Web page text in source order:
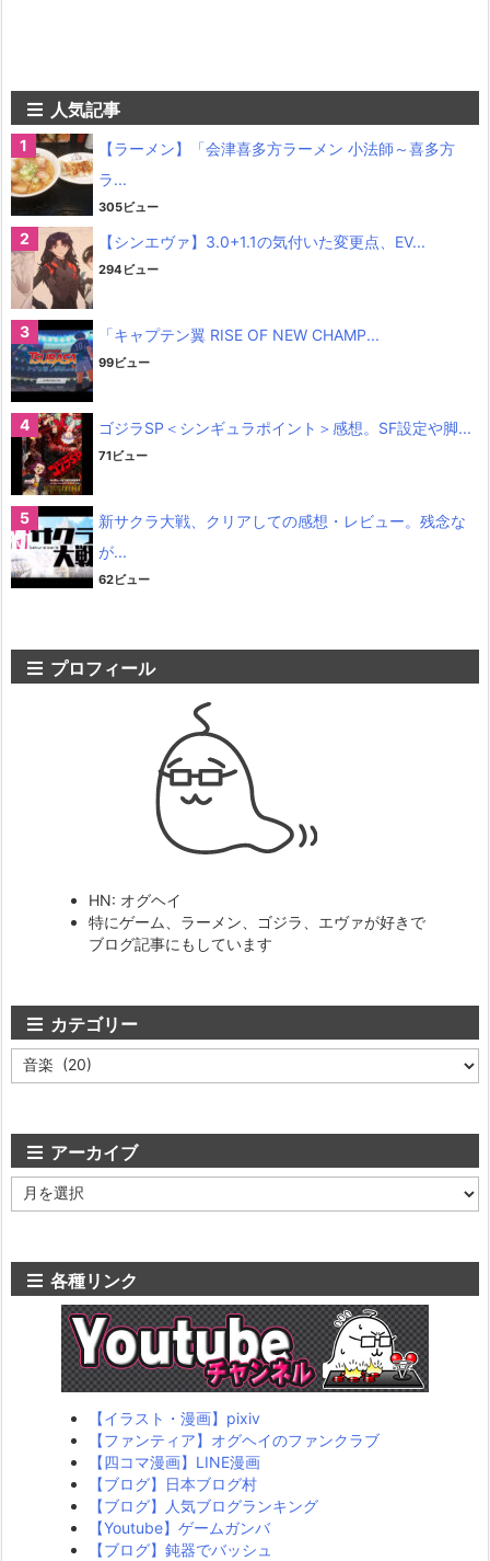
人気記事
【ラーメン】「会津喜多方ラーメン 小法師～喜多方
ラ...
305ビュー
【シンエヴァ】3.0+1.1の気付いた変更点、EV...
294ビュー
「キャプテン翼 RISE OF NEW CHAMP...
99ビュー
ゴジラSP＜シンギュラポイント＞感想。SF設定や脚...
71ビュー
新サクラ大戦、クリアしての感想・レビュー。残念な
が...
62ビュー
プロフィール
HN: オグヘイ
特にゲーム、ラーメン、ゴジラ、エヴァが好きで
ブログ記事にもしています
カテゴリー
カ
テ
アーカイブ
ー
各種リンク
【イラスト・漫画】pixiv
【ファンティア】オグヘイのファンクラブ
【四コマ漫画】LINE漫画
【ブログ】日本ブログ村
【ブログ】人気ブログランキング
【Youtube】ゲームガンバ
【ブログ】鈍器でバッシュ